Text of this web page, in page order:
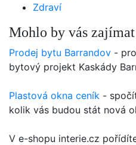
Zdraví
Mohlo by vás zajímat
Prodej bytu Barrandov -
bytový projekt Kaskády
Plastová okna ceník -
kolik vás budou stát nová
V e-shopu interie.cz